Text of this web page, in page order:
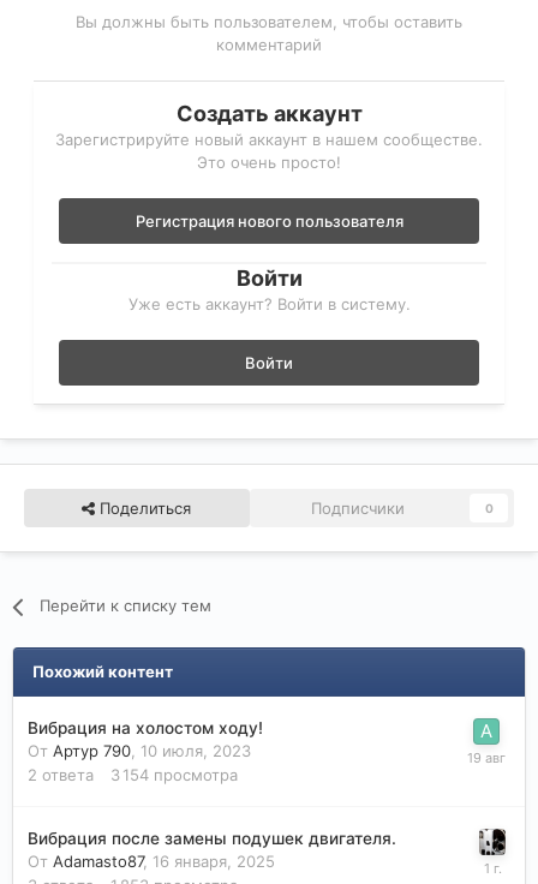
Вы должны быть пользователем, чтобы оставить
комментарий
Создать аккаунт
Зарегистрируйте новый аккаунт в нашем сообществе.
Это очень просто!
Регистрация нового пользователя
Войти
Уже есть аккаунт? Войти в систему.
Войти
Поделиться Подписчики 0
Перейти к списку тем
Похожий контент
Вибрация на холостом ходу!
От Артур 790, 10 июля, 2023
2 ответа 3 154 просмотра
Вибрация после замены подушек двигателя.
От Adamasto87, 16 января, 2025